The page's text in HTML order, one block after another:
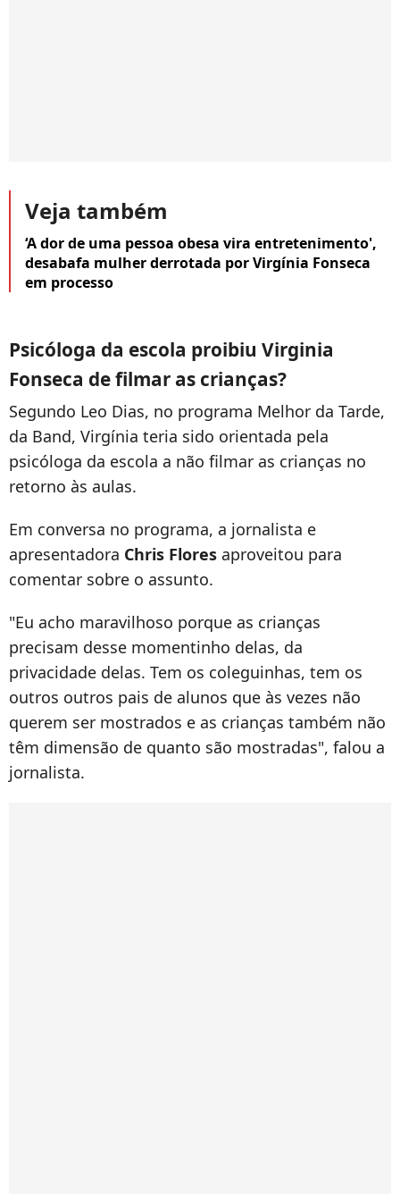
Veja também
‘A dor de uma pessoa obesa vira entretenimento',
desabafa mulher derrotada por Virgínia Fonseca
em processo
Psicóloga da escola proibiu Virginia
Fonseca de filmar as crianças?
Segundo Leo Dias, no programa Melhor da Tarde,
da Band, Virgínia teria sido orientada pela
psicóloga da escola a não filmar as crianças no
retorno às aulas.
Em conversa no programa, a jornalista e
apresentadora Chris Flores aproveitou para
comentar sobre o assunto.
"Eu acho maravilhoso porque as crianças
precisam desse momentinho delas, da
privacidade delas. Tem os coleguinhas, tem os
outros outros pais de alunos que às vezes não
querem ser mostrados e as crianças também não
têm dimensão de quanto são mostradas", falou a
jornalista.